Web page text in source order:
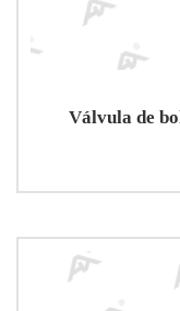
Válvula de